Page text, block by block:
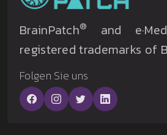
BrainPatch® and
registered trademarks of
Folgen Sie uns